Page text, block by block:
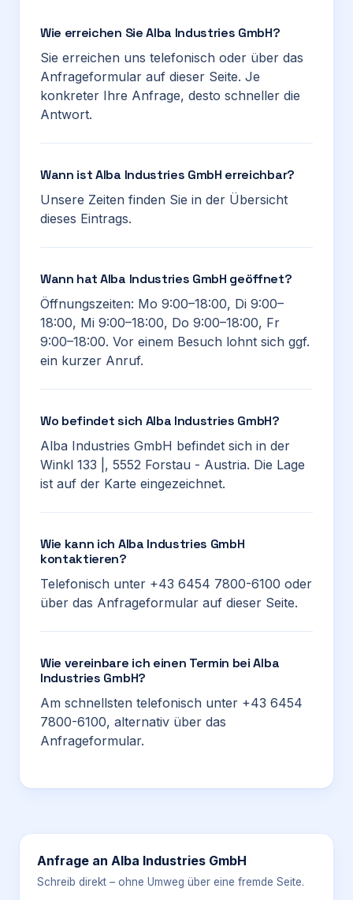
Wie erreichen Sie Alba Industries GmbH?
Sie erreichen uns telefonisch oder über das
Anfrageformular auf dieser Seite. Je
konkreter Ihre Anfrage, desto schneller die
Antwort.
Wann ist Alba Industries GmbH erreichbar?
Unsere Zeiten finden Sie in der Übersicht
dieses Eintrags.
Wann hat Alba Industries GmbH geöffnet?
Öffnungszeiten: Mo 9:00–18:00, Di 9:00–
18:00, Mi 9:00–18:00, Do 9:00–18:00, Fr
9:00–18:00. Vor einem Besuch lohnt sich ggf.
ein kurzer Anruf.
Wo befindet sich Alba Industries GmbH?
Alba Industries GmbH befindet sich in der
Winkl 133 |, 5552 Forstau - Austria. Die Lage
ist auf der Karte eingezeichnet.
Wie kann ich Alba Industries GmbH
kontaktieren?
Telefonisch unter +43 6454 7800-6100 oder
über das Anfrageformular auf dieser Seite.
Wie vereinbare ich einen Termin bei Alba
Industries GmbH?
Am schnellsten telefonisch unter +43 6454
7800-6100, alternativ über das
Anfrageformular.
Anfrage an Alba Industries GmbH
Schreib direkt – ohne Umweg über eine fremde Seite.